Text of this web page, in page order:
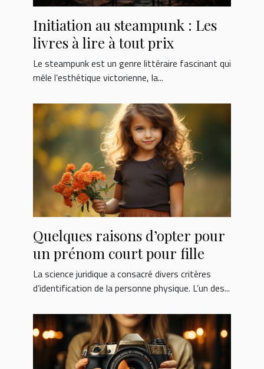
Initiation au steampunk : Les
livres à lire à tout prix
Le steampunk est un genre littéraire fascinant qui
mêle l’esthétique victorienne, la...
Quelques raisons d’opter pour
un prénom court pour fille
La science juridique a consacré divers critères
d’identification de la personne physique. L’un des...